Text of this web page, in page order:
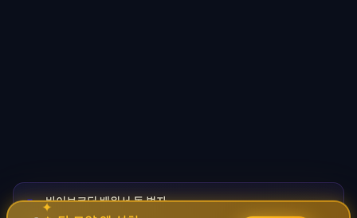
🚀바이브코딩 배워서 돈 벌자
코딩 몰라도 AI로 자동화 수익 시스템 구축 · 무료
✦ ✧